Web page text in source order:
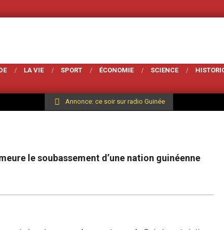
Votre
LA VIE SPORT ÉCONOMIE SCIENCE
Annonce: ce soir sur radio Guinée
le soubassement d’une nation guinéenne